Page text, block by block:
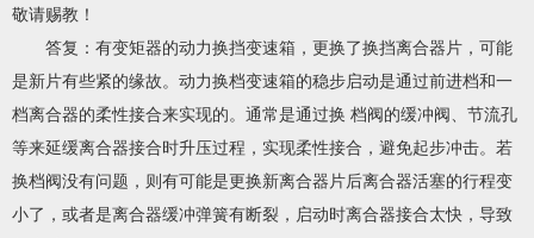
敬请赐教！
答复：有变矩器的动力换挡变速箱，更换了换挡离合器片，可能
是新片有些紧的缘故。动力换档变速箱的稳步启动是通过前进档和一
档离合器的柔性接合来实现的。通常是通过换 档阀的缓冲阀、节流孔
等来延缓离合器接合时升压过程，实现柔性接合，避免起步冲击。若
换档阀没有问题，则有可能是更换新离合器片后离合器活塞的行程变
小了，或者是离合器缓冲弹簧有断裂，启动时离合器接合太快，导致